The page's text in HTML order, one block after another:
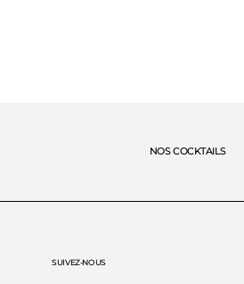
NOS COCKTAILS
SUIVEZ-NOUS